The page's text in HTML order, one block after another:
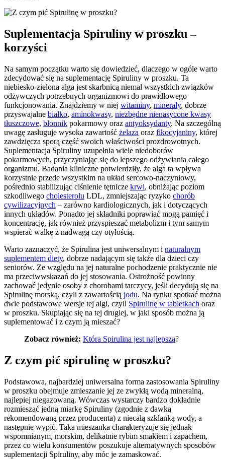
Suplementacja Spiruliny w proszku –
korzyści
Na samym początku warto się dowiedzieć, dlaczego w ogóle warto
zdecydować się na suplementację Spiruliny w proszku. Ta
niebiesko-zielona alga jest skarbnicą niemal wszystkich związków
odżywczych potrzebnych organizmowi do prawidłowego
funkcjonowania. Znajdziemy w niej witaminy, minerały, dobrze
przyswajalne białko, aminokwasy, niezbędne nienasycone kwasy
tłuszczowe, błonnik pokarmowy oraz antyoksydanty. Na szczególną
uwagę zasługuje wysoka zawartość żelaza oraz fikocyjaniny, której
zawdzięcza sporą część swoich właściwości prozdrowotnych.
Suplementacja Spiruliny uzupełnia wiele niedoborów
pokarmowych, przyczyniając się do lepszego odżywiania całego
organizmu. Badania kliniczne potwierdziły, że alga ta wpływa
korzystnie przede wszystkim na układ sercowo-naczyniowy,
pośrednio stabilizując ciśnienie tętnicze krwi, obniżając poziom
szkodliwego cholesterolu LDL, zmniejszając ryzyko chorób
cywilizacyjnych – zarówno kardiologicznych, jak i dotyczących
innych układów. Ponadto jej składniki poprawiać mogą pamięć i
koncentrację, jak również przyspieszać metabolizm i tym samym
wspierać walkę z nadwagą czy otyłością.
Warto zaznaczyć, że Spirulina jest uniwersalnym i naturalnym
suplementem diety, dobrze nadającym się także dla dzieci czy
seniorów. Ze względu na jej naturalne pochodzenie praktycznie nie
ma przeciwwskazań do jej stosowania. Ostrożność powinny
zachować jedynie osoby z chorobami tarczycy, jeśli decydują się na
Spirulinę morską, czyli z zawartością jodu. Na rynku spotkać można
dwie podstawowe wersje tej algi, czyli Spirulinę w tabletkach oraz
w proszku. Skupiając się na tej drugiej, w jaki sposób można ją
suplementować i z czym ją mieszać?
Zobacz również: Która Spirulina jest najlepsza?
Z czym pić spirulinę w proszku?
Podstawowa, najbardziej uniwersalna forma zastosowania Spiruliny
w proszku obejmuje zmieszanie jej ze zwykłą wodą mineralną,
najlepiej niegazowaną. Wówczas wystarczy bardzo dokładnie
rozmieszać jedną miarkę Spiruliny (zgodnie z dawką
rekomendowaną przez producenta) z niecałą szklanką wody, a
następnie wypić. Taka mieszanka charakteryzuje się jednak
wspomnianym, morskim, delikatnie rybim smakiem i zapachem,
przez co wielu konsumentów poszukuje alternatywnych sposobów
suplementacji Spiruliny, aby móc je zamaskować.